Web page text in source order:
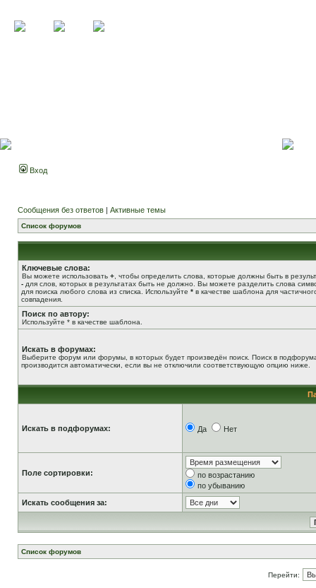
Вход
Сообщения без ответов | Активные темы
Список форумов
Ключевые слова:
Вы можете использовать + , чтобы определить слова, которые должны быть в
- для слов, которых в результатах быть не должно. Вы можете разделить слова
для поиска любого слова из списка. Используйте * в качестве шаблона для
совпадения.
Поиск по автору:
Используйте * в качестве шаблона.
Искать в форумах:
Выберите форум или форумы, в которых будет произведён поиск. Поиск в
производится автоматически, если вы не отключили соответствующую опцию ниже.
Искать в подфорумах: Да Нет
Поле сортировки:
по возрастанию
по убыванию
Искать сообщения за:
Список форумов
Перейти: